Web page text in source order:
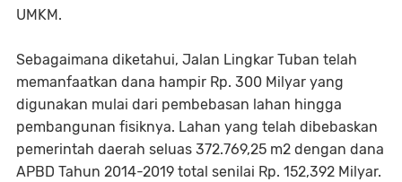
UMKM.
Sebagaimana diketahui, Jalan Lingkar Tuban telah
memanfaatkan dana hampir Rp. 300 Milyar yang
digunakan mulai dari pembebasan lahan hingga
pembangunan fisiknya. Lahan yang telah dibebaskan
pemerintah daerah seluas 372.769,25 m2 dengan dana
APBD Tahun 2014-2019 total senilai Rp. 152,392 Milyar.